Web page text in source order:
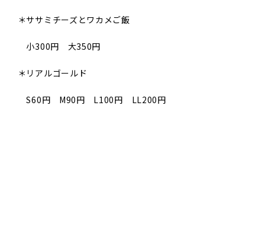
＊ササミチーズとワカメご飯
小300円 大350円
＊リアルゴールド
S60円 M90円 L100円 LL200円